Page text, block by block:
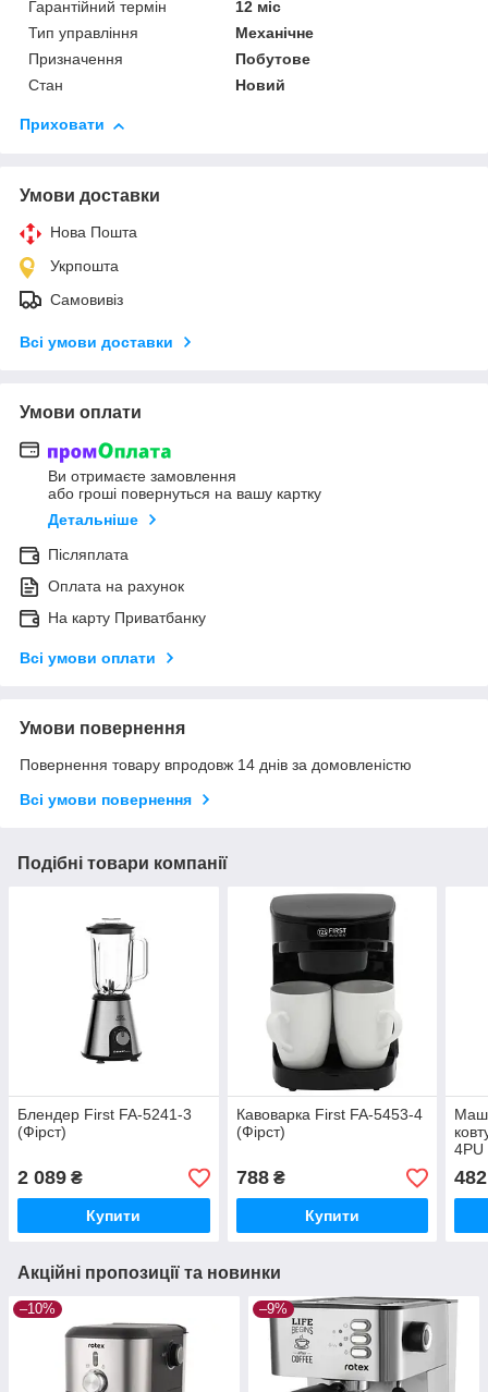
Гарантійний термін
12 міс
Тип управління
Механічне
Призначення
Побутове
Стан
Новий
Приховати
Умови доставки
Нова Пошта
Укрпошта
Самовивіз
Всі умови доставки
Умови оплати
Ви отримаєте замовлення
або гроші повернуться на вашу картку
Детальніше
Післяплата
Оплата на рахунок
На карту Приватбанку
Всі умови оплати
Умови повернення
Повернення товару впродовж 14 днів за домовленістю
Всі умови повернення
Подібні товари компанії
Блендер First FA-5241-3
(Фірст)
2 089 ₴
Купити
Кавоварка First FA-5453-4
(Фірст)
788₴
Купити
4PU
482
Акційні пропозиції та новинки
–10% –9%